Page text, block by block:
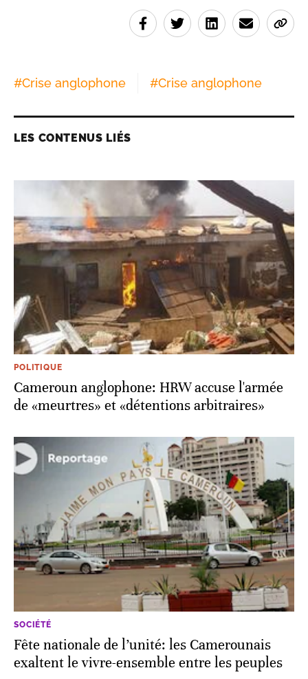
#Crise anglophone #Crise anglophone
LES CONTENUS LIÉS
POLITIQUE
Cameroun anglophone: HRW accuse l'armée
de «meurtres» et «détentions arbitraires»
SOCIÉTÉ
Fête nationale de l’unité: les Camerounais
exaltent le vivre-ensemble entre les peuples